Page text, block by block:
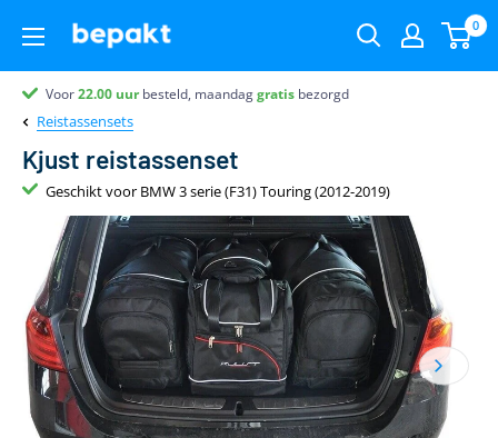
0
Voor22.00uurbesteld, maandaggratisbezorgd
Partner van
Partner van
Klantenbeoordeling 9.4
Reistassensets
Kjust reistassenset
Geschikt voor BMW 3 serie (F31) Touring (2012-2019)